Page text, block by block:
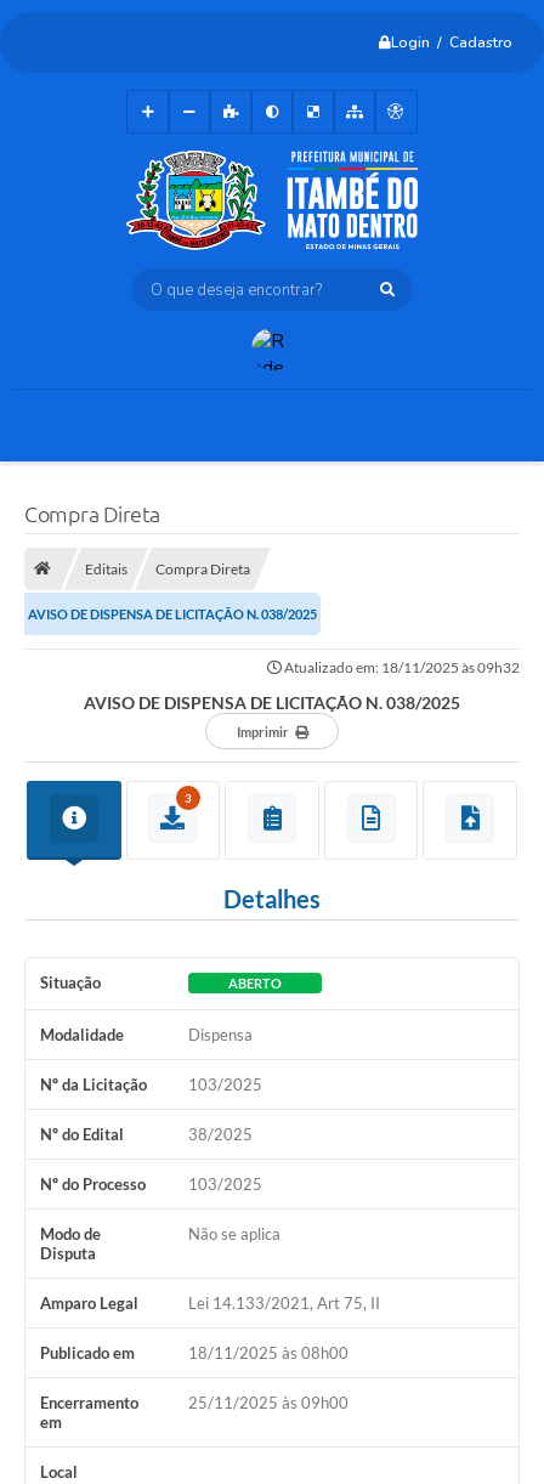
Login / Cadastro
O que deseja encontrar?
Compra Direta
Editais Compra Direta
AVISO DE DISPENSA DE LICITAÇÃO N. 038/2025
Atualizado em: 18/11/2025 às 09h32
AVISO DE DISPENSA DE LICITAÇÃO N. 038/2025
Imprimir
3
Detalhes
Situação ABERTO
Modalidade Dispensa
Nº da Licitação 103/2025
Nº do Edital 38/2025
Nº do Processo 103/2025
Modo de
Disputa
Não se aplica
Amparo Legal Lei 14.133/2021, Art 75, II
Publicado em 18/11/2025 às 08h00
Encerramento
em
25/11/2025 às 09h00
Local